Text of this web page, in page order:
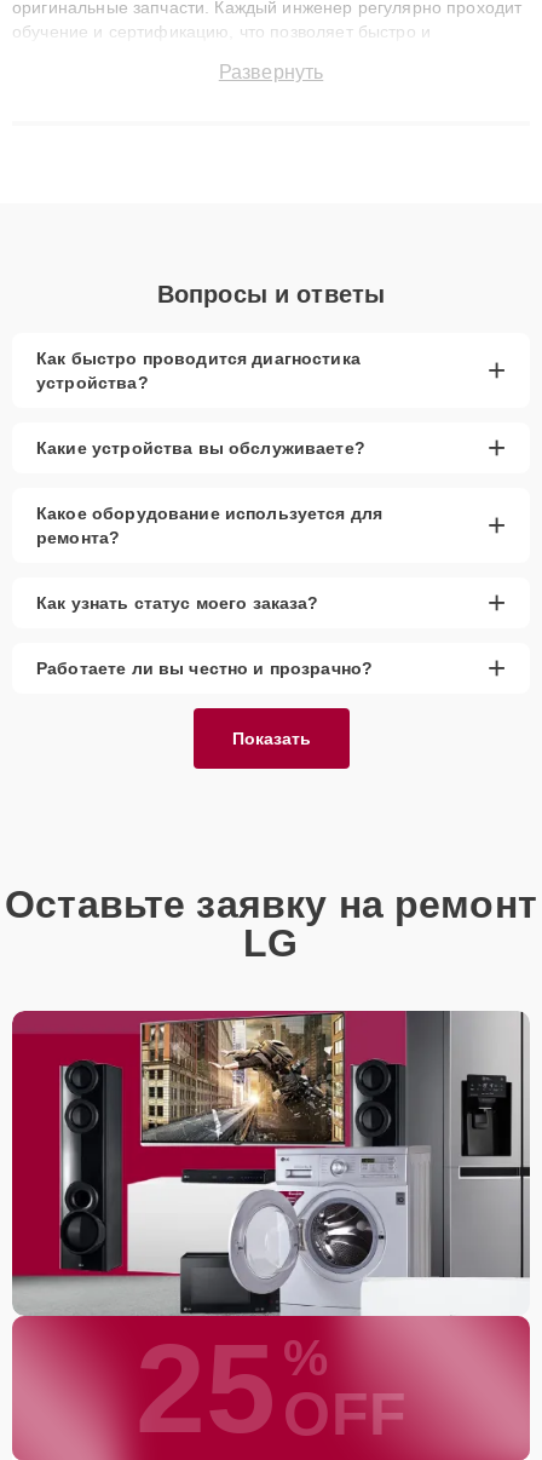
оригинальные запчасти. Каждый инженер регулярно проходит
обучение и сертификацию, что позволяет быстро и
сохранением гарантии до 3 лет. Наши мастера решают
Развернуть
Вопросы и ответы
Как быстро проводится диагностика
устройства?
+
Какие устройства вы обслуживаете? +
Какое оборудование используется для
ремонта?
+
Как узнать статус моего заказа? +
Работаете ли вы честно и прозрачно? +
Показать
Оставьте заявку на ремонт
LG
25 %
OFF